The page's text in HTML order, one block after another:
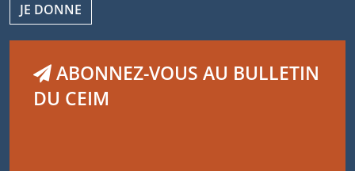
JE DONNE
ABONNEZ-VOUS AU BULLETIN
DU CEIM